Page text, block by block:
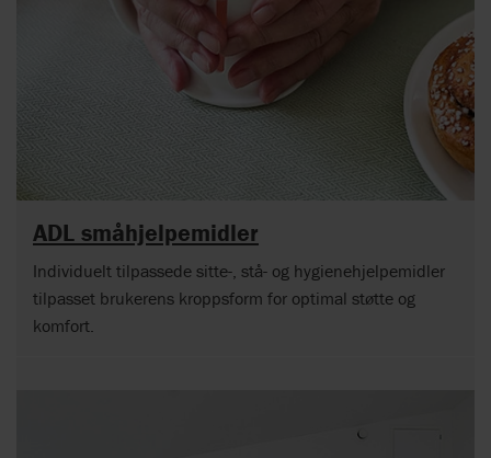
ADL småhjelpemidler
Individuelt tilpassede sitte-, stå- og hygienehjelpemidler
tilpasset brukerens kroppsform for optimal støtte og
komfort.